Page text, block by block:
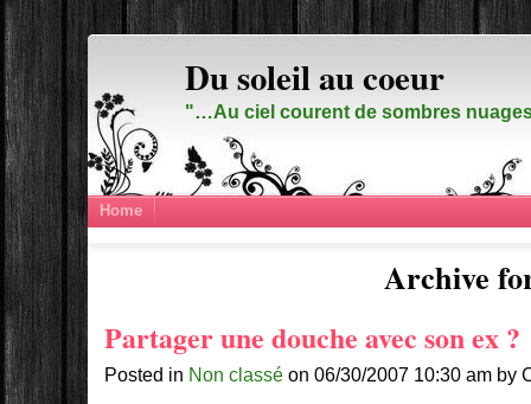
Du soleil au coeur
"…Au ciel courent de sombres
Home
Archive
Partager une douche avec son ex ?
Posted in Non classé on 06/30/2007 10:30 am by